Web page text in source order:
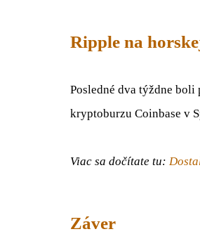
Ripple na
Posledné dva týždne
kryptoburzu Coinbase v
Viac sa dočítate tu:
Záver